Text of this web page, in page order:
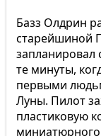
Базз Олдрин
старейшиной
запланировал
те минуты,
первыми
Луны. Пилот
пластиковую